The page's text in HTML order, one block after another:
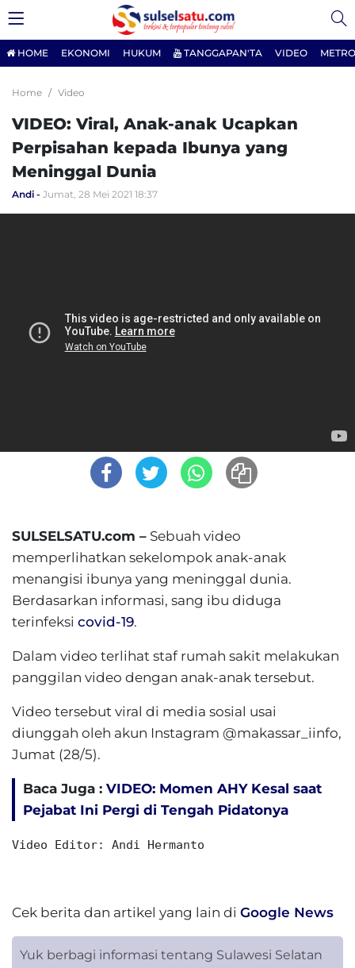
HOME EKONOMI HUKUM TANGGAPAN'TA VIDEO
Home Video
VIDEO: Viral, Anak-anak Ucapkan
Perpisahan kepada Ibunya yang
Meninggal Dunia
Andi Jumat, 28 Mei 2021 18:37
SULSELSATU.com – Sebuah video
memperlihatkan sekelompok anak-anak
menangisi ibunya yang meninggal dunia.
Berdasarkan informasi, sang ibu diduga
terinfeksi covid-19.
Dalam video terlihat staf rumah sakit melakukan
panggilan video dengan anak-anak tersebut.
Video tersebut viral di media sosial usai
diunggah oleh akun Instagram @makassar_iinfo,
Jumat (28/5).
Baca Juga : VIDEO: Momen AHY Kesal saat
Pejabat Ini Pergi di Tengah Pidatonya
Video Editor: Andi Hermanto
Cek berita dan artikel yang lain di Google News
Yuk berbagi informasi tentang Sulawesi Selatan